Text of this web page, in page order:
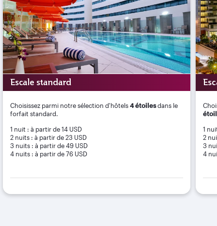
Escale standard
Choisissez parmi notre sélection d'hôtels4 étoilesdans le
forfait standard.
1 nuit : à partir de 14 USD
2 nuits : à partir de 23 USD
3 nuits : à partir de 49 USD
4 nuits : à partir de 76 USD
1
2
3
4